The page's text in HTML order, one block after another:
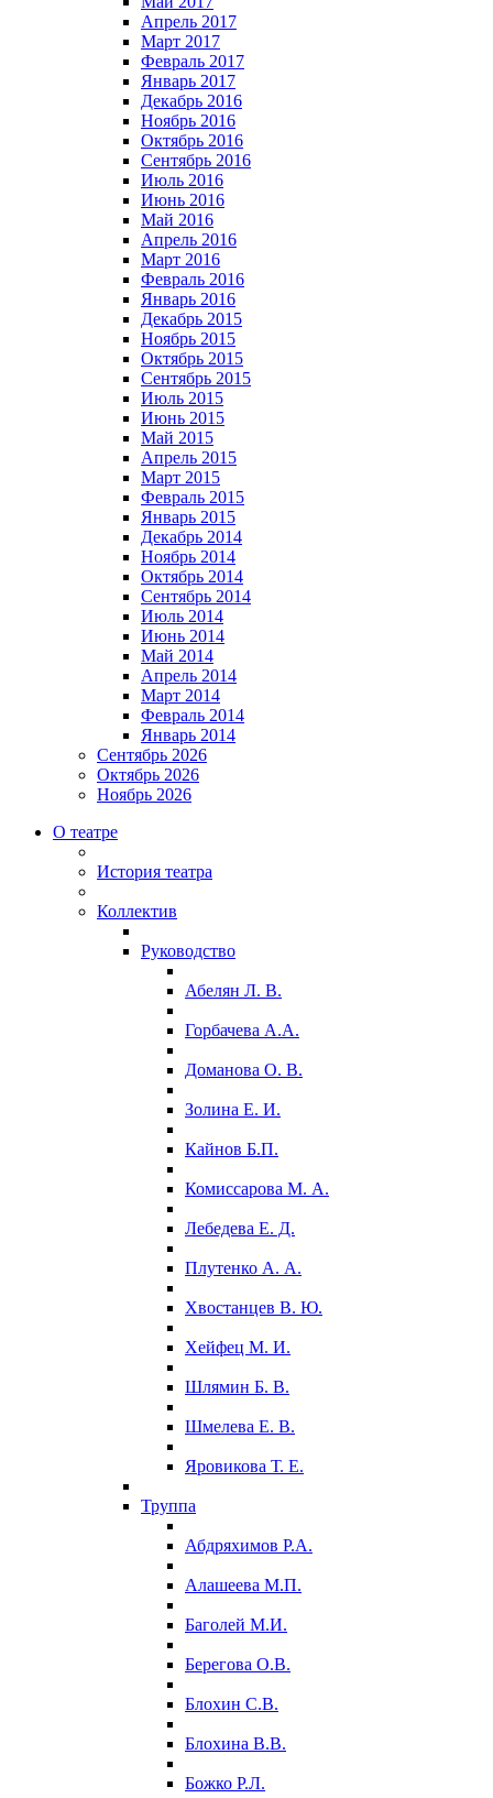
Апрель 2017
Март 2017
Февраль 2017
Январь 2017
Декабрь 2016
Ноябрь 2016
Октябрь 2016
Сентябрь 2016
Июль 2016
Июнь 2016
Май 2016
Апрель 2016
Март 2016
Февраль 2016
Январь 2016
Декабрь 2015
Ноябрь 2015
Октябрь 2015
Сентябрь 2015
Июль 2015
Июнь 2015
Май 2015
Апрель 2015
Март 2015
Февраль 2015
Январь 2015
Декабрь 2014
Ноябрь 2014
Октябрь 2014
Сентябрь 2014
Июль 2014
Июнь 2014
Май 2014
Апрель 2014
Март 2014
Февраль 2014
Январь 2014
Сентябрь 2026
Октябрь 2026
Ноябрь 2026
О театре
История театра
Коллектив
Руководство
Абелян Л. В.
Горбачева А.А.
Доманова О. В.
Золина Е. И.
Кайнов Б.П.
Комиссарова М. А.
Лебедева Е. Д.
Плутенко А. А.
Хвостанцев В. Ю.
Хейфец М. И.
Шлямин Б. В.
Шмелева Е. В.
Яровикова Т. Е.
Труппа
Абдряхимов Р.А.
Алашеева М.П.
Баголей М.И.
Берегова О.В.
Блохин С.В.
Блохина В.В.
Божко Р.Л.